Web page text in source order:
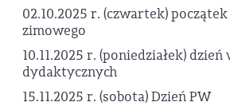
02.10.2025 r. (czwartek)
zimowego
10.11.2025 r. (poniedziałek)
dydaktycznych
15.11.2025 r. (sobota) Dzień PW